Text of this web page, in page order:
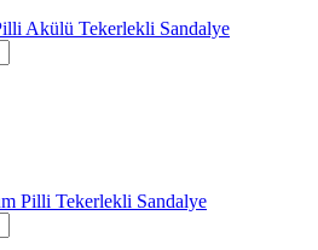
Akülü Tekerlekli Sandalye
Pilli Tekerlekli Sandalye